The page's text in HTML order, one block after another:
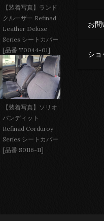
【装着写真】ランド
クルーザー Refinad
Leather Deluxe
Series シートカバー
[品番:T0044-01]
【装着写真】ソリオ
バンディット
Refinad Corduroy
Series シートカバー
[品番:S0116-11]
お問
ショ